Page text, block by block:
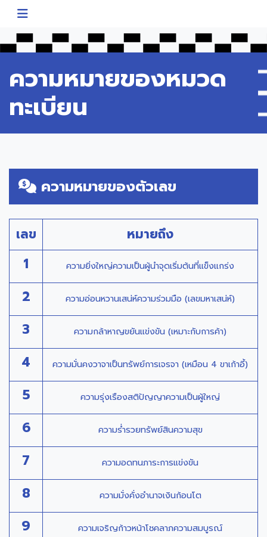
ความหมายของหมวด
ทะเบียน
ความหมายของตัวเลข
เลข หมายถึง
1 ความยิ่งใหญ่ความเป็นผู้นำจุดเริ่มต้นที่แข็งแกร่ง
2 ความอ่อนหวานเสน่ห์ความร่วมมือ (เลขมหาเสน่ห์)
3 ความกล้าหาญขยันแข่งขัน (เหมาะกับการค้า)
4 ความมั่นคงวาจาเป็นทรัพย์การเจรจา (เหมือน 4 ขาเก้าอี้)
5 ความรุ่งเรืองสติปัญญาความเป็นผู้ใหญ่
6 ความร่ำรวยทรัพย์สินความสุข
7 ความอดทนภาระการแข่งขัน
8 ความมั่งคั่งอำนาจเงินก้อนโต
9 ความเจริญก้าวหน้าโชคลาภความสมบูรณ์